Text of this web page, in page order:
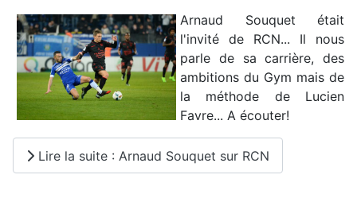
Arnaud Souquet était
l'invité de RCN... Il nous
parle de sa carrière, des
ambitions du Gym mais de
la méthode de Lucien
Favre... A écouter!
Lire la suite : Arnaud Souquet sur RCN